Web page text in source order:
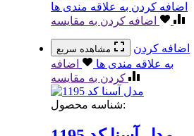
اضافه کردن به علاقه مندی ها
اضافه کردن به مقایسه
مشاهده سریع
اضافه کردن
به علاقه مندی ها
اضافه
کردن به مقایسه
شناسه محصول: